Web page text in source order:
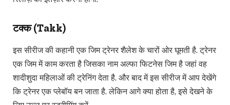
टक्क (Takk)
इस सीरीज की कहानी एक जिम ट्रेनर शैलेश के चारों ओर घूमती है. ट्रेनर
एक जिम में काम करता है जिसका नाम अल्फा फिटनेस जिम है जहां वह
शादीशुदा महिलाओं की ट्रेनिंग देता है. और बाद में इस सीरीज में आप देखेंगे
कि ट्रेनर एक प्लेबॉय बन जाता है. लेकिन आगे क्या होता है, इसे देखने के